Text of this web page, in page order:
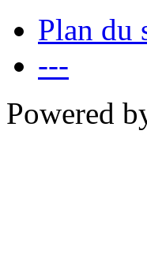
Plan du
---
Powered